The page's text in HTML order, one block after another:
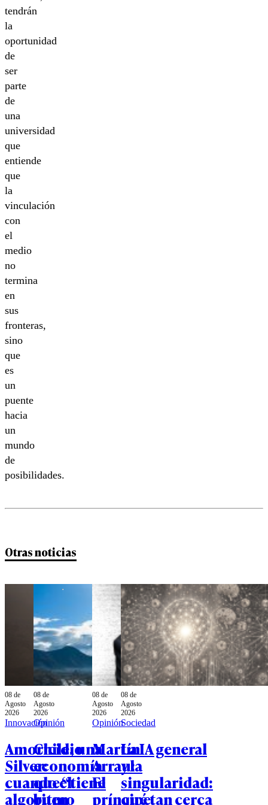
tendrán
la
oportunidad
de
ser
parte
de
una
universidad
que
entiende
que
la
vinculación
con
el
medio
no
termina
en
sus
fronteras,
sino
que
es
un
puente
hacia
un
mundo
de
posibilidades.
Otras noticias
08 de
Agosto
2026
Innovación
Amoricidio
Silver:
cuando el
algoritmo
08 de
Agosto
2026
Opinión
Chile, una
economía
que “tiene
buen
08 de
Agosto
2026
Opinión
Martín
Arrau:
El
príncipe
08 de
Agosto
2026
Sociedad
La IA general
y la
singularidad:
qué tan cerca